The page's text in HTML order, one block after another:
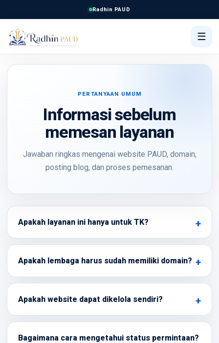
Radhin PAUD
☰
PERTANYAAN UMUM
Informasi sebelum
memesan layanan
Jawaban ringkas mengenai website PAUD, domain,
posting blog, dan proses pemesanan.
Apakah layanan ini hanya untuk TK?
Apakah lembaga harus sudah memiliki domain?
Apakah website dapat dikelola sendiri?
Bagaimana cara mengetahui status permintaan?